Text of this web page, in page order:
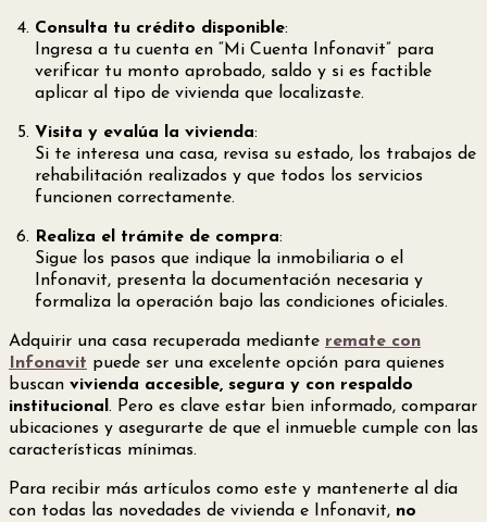
Consulta tu crédito disponible:
Ingresa a tu cuenta en “Mi Cuenta Infonavit” para
verificar tu monto aprobado, saldo y si es factible
aplicar al tipo de vivienda que localizaste.
Visita y evalúa la vivienda:
Si te interesa una casa, revisa su estado, los trabajos de
rehabilitación realizados y que todos los servicios
funcionen correctamente.
Realiza el trámite de compra:
Sigue los pasos que indique la inmobiliaria o el
Infonavit, presenta la documentación necesaria y
formaliza la operación bajo las condiciones oficiales.
Adquirir una casa recuperada mediante remate con
Infonavit puede ser una excelente opción para quienes
buscan vivienda accesible, segura y con respaldo
institucional. Pero es clave estar bien informado, comparar
ubicaciones y asegurarte de que el inmueble cumple con las
características mínimas.
Para recibir más artículos como este y mantenerte al día
con todas las novedades de vivienda e Infonavit, no